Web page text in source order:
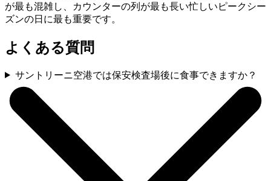
が最も混雑し、カウンターの列が最も長い忙しいピークシー
ズンの日に最も重要です。
よくある質問
サントリーニ空港では保安検査場後に食事できますか？